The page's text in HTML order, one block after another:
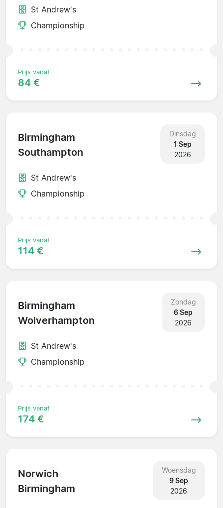
St Andrew's
Championship
Prijs vanaf
84 €
Birmingham
Southampton
Dinsdag
1 Sep
2026
St Andrew's
Championship
Prijs vanaf
114 €
Birmingham
Wolverhampton
Zondag
6 Sep
2026
St Andrew's
Championship
Prijs vanaf
174 €
Norwich
Birmingham
Woensdag
9 Sep
2026